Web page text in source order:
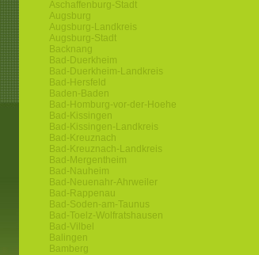
Aschaffenburg-Stadt
Augsburg
Augsburg-Landkreis
Augsburg-Stadt
Backnang
Bad-Duerkheim
Bad-Duerkheim-Landkreis
Bad-Hersfeld
Baden-Baden
Bad-Homburg-vor-der-Hoehe
Bad-Kissingen
Bad-Kissingen-Landkreis
Bad-Kreuznach
Bad-Kreuznach-Landkreis
Bad-Mergentheim
Bad-Nauheim
Bad-Neuenahr-Ahrweiler
Bad-Rappenau
Bad-Soden-am-Taunus
Bad-Toelz-Wolfratshausen
Bad-Vilbel
Balingen
Bamberg